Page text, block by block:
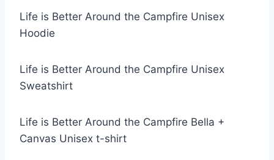
Life is Better Around the Campfire Unisex
Hoodie
Life is Better Around the Campfire Unisex
Sweatshirt
Life is Better Around the Campfire Bella +
Canvas Unisex t-shirt